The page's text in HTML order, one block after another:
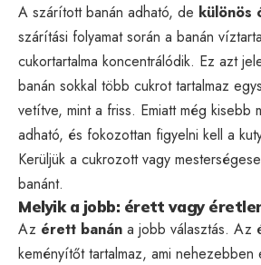
A szárított banán adható, de különös
szárítási folyamat során a banán
cukortartalma koncentrálódik. Ez azt
banán sokkal több cukrot tartalmaz
vetítve, mint a friss. Emiatt még kisebb
adható, és fokozottan figyelni kell a
Kerüljük a cukrozott vagy
banánt.
Melyik a jobb: érett vagy
Az érett banán a jobb választás. Az
keményítőt tartalmaz, ami nehezebben